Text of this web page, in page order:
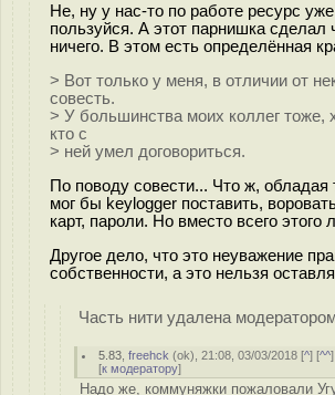
Не, ну у нас-то по работе ресурс
пользуйся. А этот парнишка сделал
ничего. В этом есть определённая
> Вот только у меня, в отличии от
совесть.
> У большинства моих коллег тоже,
кто с
> ней умел договориться.
По поводу совести... Что ж, обладая
мог бы keylogger поставить,
карт, пароли. Но вместо всего этого
Другое дело, что это неуважение
собственности, а это нельзя
Часть нити удалена
5.83 ,freehck (ok), 21:08, 03/03/2018 [^] [^^
[к модератору]
Надо же, коммуняжки пожаловали